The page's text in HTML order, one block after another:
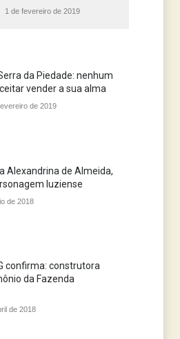
1 de fevereiro de 2019
da Piedade: nenhum
vender a sua alma
de 2019
Alexandrina de Almeida,
luziense
de 2018
confirma: construtora
da Fazenda
de 2018